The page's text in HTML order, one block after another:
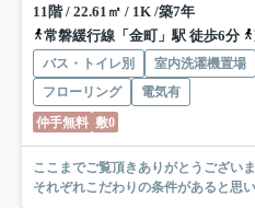
11階 / 22.61㎡ / 1K /築7年
常磐緩行線「金町」駅 徒歩6分
バス・トイレ別 室内洗濯機置場
フローリング
電気有
仲手無料 敷0
ここまでご覧頂きありがとうございます。 お部屋探しの際には
それぞれこだわりの条件があると思